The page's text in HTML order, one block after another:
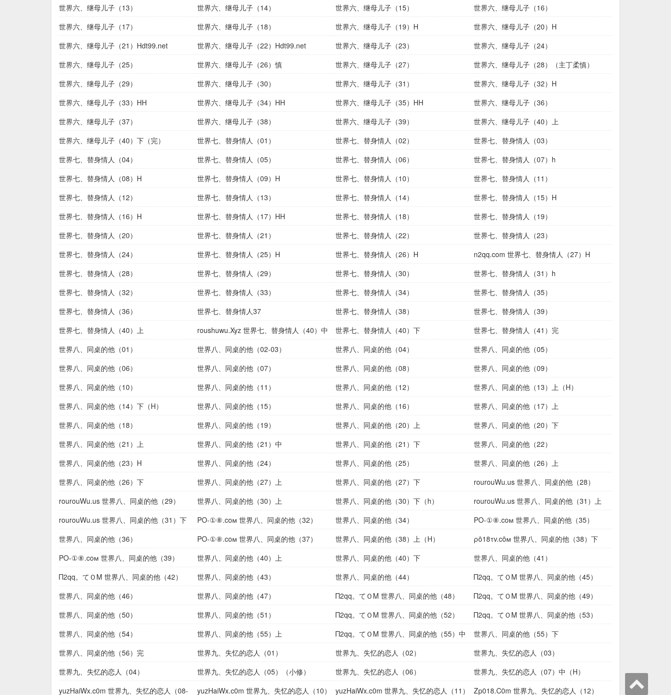
世界六、继母儿子（13）
世界六、继母儿子（14） 世界六、继母儿子（15）
世界六、继母儿子（16）
世界六、继母儿子（17）
世界六、继母儿子（18） 世界六、继母儿子（19）H
世界六、继母儿子（20）H
世界六、继母儿子（21）Hdt99.net
世界六、继母儿子（22）Hdt99.net 世界六、继母儿子（23）
世界六、继母儿子（24）
世界六、继母儿子（25）
世界六、继母儿子（26）慎 世界六、继母儿子（27）
世界六、继母儿子（28）（主丁柔慎）
世界六、继母儿子（29）
世界六、继母儿子（30） 世界六、继母儿子（31）
世界六、继母儿子（32）H
世界六、继母儿子（33）HH
世界六、继母儿子（34）HH 世界六、继母儿子（35）HH
世界六、继母儿子（36）
世界六、继母儿子（37）
世界六、继母儿子（38） 世界六、继母儿子（39）
世界六、继母儿子（40）上
世界六、继母儿子（40）下（完）
世界七、替身情人（01） 世界七、替身情人（02）
世界七、替身情人（03）
世界七、替身情人（04）
世界七、替身情人（05） 世界七、替身情人（06）
世界七、替身情人（07）h
世界七、替身情人（08）H
世界七、替身情人（09）H 世界七、替身情人（10）
世界七、替身情人（11）
世界七、替身情人（12）
世界七、替身情人（13） 世界七、替身情人（14）
世界七、替身情人（15）H
世界七、替身情人（16）H
世界七、替身情人（17）HH 世界七、替身情人（18）
世界七、替身情人（19）
世界七、替身情人（20）
世界七、替身情人（21） 世界七、替身情人（22）
世界七、替身情人（23）
世界七、替身情人（24）
世界七、替身情人（25）H 世界七、替身情人（26）H
n2qq.com 世界七、替身情人（27）H
世界七、替身情人（28）
世界七、替身情人（29） 世界七、替身情人（30）
世界七、替身情人（31）h
世界七、替身情人（32）
世界七、替身情人（33） 世界七、替身情人（34）
世界七、替身情人（35）
世界七、替身情人（36）
世界七、替身情人37 世界七、替身情人（38）
世界七、替身情人（39）
世界七、替身情人（40）上
roushuwu.Xyz 世界七、替身情人（40）中 世界七、替身情人（40）下
世界七、替身情人（41）完
世界八、同桌的他（01）
世界八、同桌的他（02-03） 世界八、同桌的他（04）
世界八、同桌的他（05）
世界八、同桌的他（06）
世界八、同桌的他（07） 世界八、同桌的他（08）
世界八、同桌的他（09）
世界八、同桌的他（10）
世界八、同桌的他（11） 世界八、同桌的他（12）
世界八、同桌的他（13）上（H）
世界八、同桌的他（14）下（H）
世界八、同桌的他（15） 世界八、同桌的他（16）
世界八、同桌的他（17）上
世界八、同桌的他（18）
世界八、同桌的他（19） 世界八、同桌的他（20）上
世界八、同桌的他（20）下
世界八、同桌的他（21）上
世界八、同桌的他（21）中 世界八、同桌的他（21）下
世界八、同桌的他（22）
世界八、同桌的他（23）H
世界八、同桌的他（24） 世界八、同桌的他（25）
世界八、同桌的他（26）上
世界八、同桌的他（26）下
世界八、同桌的他（27）上 世界八、同桌的他（27）下
rourouWu.us 世界八、同桌的他（28）
rourouWu.us 世界八、同桌的他（29）
世界八、同桌的他（30）上 世界八、同桌的他（30）下（h）
rourouWu.us 世界八、同桌的他（31）上
（H
rourouWu.us 世界八、同桌的他（31）下
（H
ΡΟ-①⑧.coм 世界八、同桌的他（32） 世界八、同桌的他（34）
ΡΟ-①⑧.coм 世界八、同桌的他（35）
世界八、同桌的他（36）
ΡΟ-①⑧.coм 世界八、同桌的他（37） 世界八、同桌的他（38）上（H）
ρō18τv.cōм 世界八、同桌的他（38）下
ΡΟ-①⑧.coм 世界八、同桌的他（39）
世界八、同桌的他（40）上 世界八、同桌的他（40）下
世界八、同桌的他（41）
Π2qq。てＯΜ 世界八、同桌的他（42）
世界八、同桌的他（43） 世界八、同桌的他（44）
Π2qq。てＯΜ 世界八、同桌的他（45）
世界八、同桌的他（46）
世界八、同桌的他（47） Π2qq。てＯΜ 世界八、同桌的他（48）
Π2qq。てＯΜ 世界八、同桌的他（49）
世界八、同桌的他（50）
世界八、同桌的他（51） Π2qq。てＯΜ 世界八、同桌的他（52）
Π2qq。てＯΜ 世界八、同桌的他（53）
世界八、同桌的他（54）
世界八、同桌的他（55）上 Π2qq。てＯΜ 世界八、同桌的他（55）中
世界八、同桌的他（55）下
世界八、同桌的他（56）完
世界九、失忆的恋人（01） 世界九、失忆的恋人（02）
世界九、失忆的恋人（03）
世界九、失忆的恋人（04）
世界九、失忆的恋人（05）（小修） 世界九、失忆的恋人（06）
世界九、失忆的恋人（07）中（H）
yuzHaiWx.c0m 世界九、失忆的恋人（08-
yuzHaiWx.c0m 世界九、失忆的恋人（10） yuzHaiWx.c0m 世界九、失忆的恋人（11） Zp018.C0m 世界九、失忆的恋人（12）